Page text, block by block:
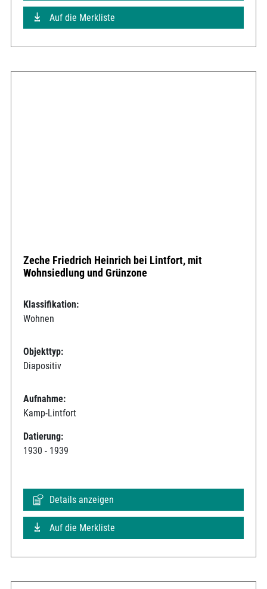
Auf die Merkliste
Zeche Friedrich Heinrich bei Lintfort, mit
Wohnsiedlung und Grünzone
Klassifikation:
Wohnen
Objekttyp:
Diapositiv
Aufnahme:
Kamp-Lintfort
Datierung:
1930 - 1939
Details anzeigen
Auf die Merkliste